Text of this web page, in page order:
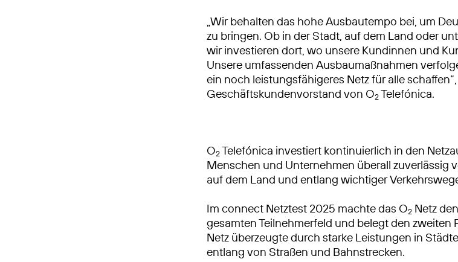
„Wir behalten das hohe Ausbautempo bei, um
zu bringen. Ob in der Stadt, auf dem Land oder
wir investieren dort, wo unsere Kundinnen und
Unsere umfassenden Ausbaumaßnahmen
ein noch leistungsfähigeres Netz für alle
Geschäftskundenvorstand von O2Telefónica.
O2Telefónica investiert kontinuierlich in den
Menschen und Unternehmen überall zuverlässig
auf dem Land und entlang wichtiger
Im connect Netztest 2025 machte das O2 Netz
gesamten Teilnehmerfeld und belegt den zweiten
Netz überzeugte durch starke Leistungen in
entlang von Straßen und Bahnstrecken.